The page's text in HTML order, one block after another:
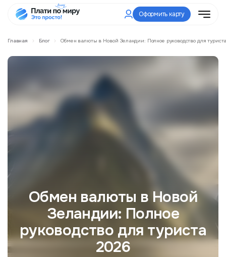
Оформить карту
Главная Блог Обмен валюты в Новой Зеландии: Полное руководство для
Обмен валюты в Новой
Зеландии: Полное
руководство для туриста
2026